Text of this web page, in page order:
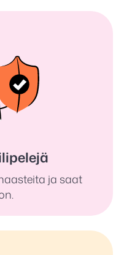
ja saat